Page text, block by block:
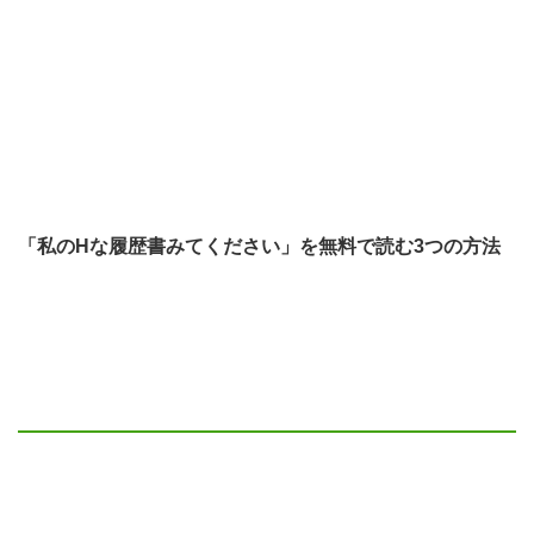
「私のHな履歴書みてください」を無料で読む3つの方法